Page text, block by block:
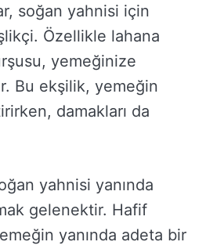
soğan yahnisi için
Özellikle lahana
yemeğinize
Bu ekşilik, yemeğin
damakları da
yahnisi yanında
gelenektir. Hafif
yanında adeta bir